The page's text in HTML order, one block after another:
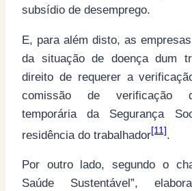
subsídio de desemprego.
E, para além disto, as
da situação de doença dum
direito de requerer a
comissão de verificação
temporária da Segurança
residência do trabalhador[11].
Por outro lado, segundo o
Saúde Sustentável”,